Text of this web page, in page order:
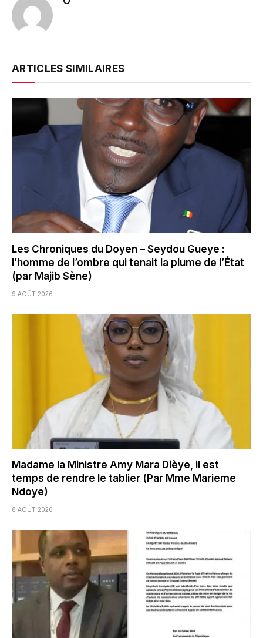
ARTICLES SIMILAIRES
Les Chroniques du Doyen – Seydou Gueye :
l’homme de l’ombre qui tenait la plume de l’État
(par Majib Sène)
9 AOÛT 2026
Madame la Ministre Amy Mara Dièye, il est
temps de rendre le tablier (Par Mme Marieme
Ndoye)
8 AOÛT 2026